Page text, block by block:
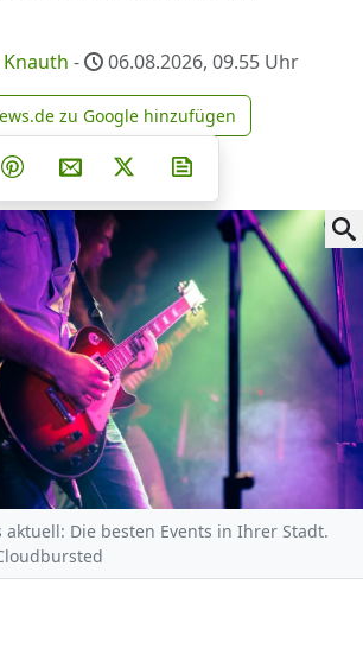
- 06.08.2026, 09.55 Uhr
news.de zu Google
zu Google hinzufügen
Teilen auf Facebook
Teilen auf Whatsapp
Teilen auf Telegram
Teilen auf Pinterest
Per E-Mail teilen
Post auf X
Die besten Events in Ihrer Stadt.